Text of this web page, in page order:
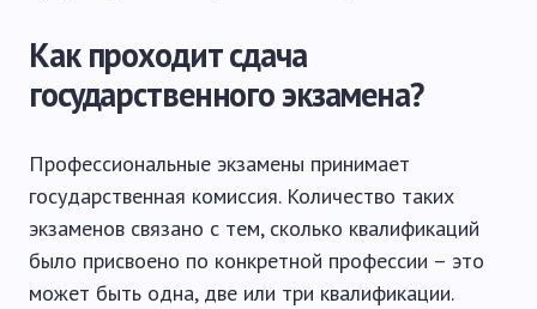
Как проходит сдача
государственного экзамена?
Профессиональные экзамены принимает
государственная комиссия. Количество таких
экзаменов связано с тем, сколько квалификаций
было присвоено по конкретной профессии – это
может быть одна, две или три квалификации.